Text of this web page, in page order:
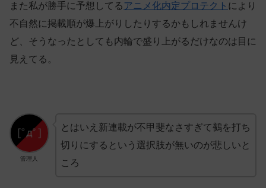
また私が勝手に予想してるアニメ化内定プロテクト により
不自然に掲載順が爆上がりしたりするかもしれませんけ
ど、そうなったとしても内輪で盛り上がるだけなのは目に
見えてる。
管理人
とはいえ新連載が不甲斐なさすぎて鵺を打ち
切りにするという選択肢が無いのが悲しいと
ころ